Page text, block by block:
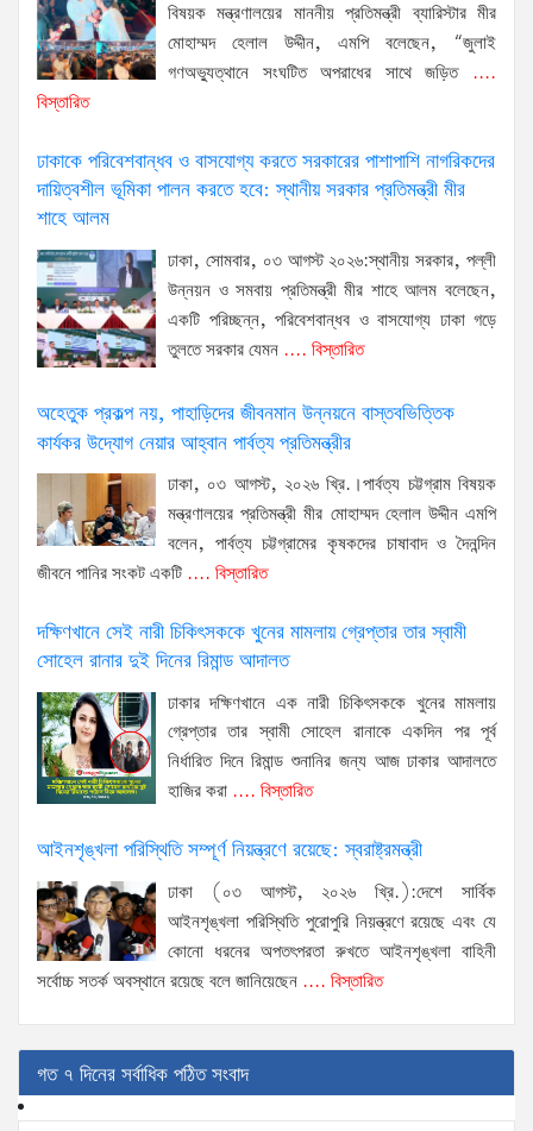
বিষয়ক মন্ত্রণালয়ের মাননীয় প্রতিমন্ত্রী ব্যারিস্টার মীর
মোহাম্মদ হেলাল উদ্দীন, এমপি বলেছেন, “জুলাই
গণঅভ্যুত্থানে সংঘটিত অপরাধের সাথে জড়িত....
বিস্তারিত
ঢাকাকে পরিবেশবান্ধব ও বাসযোগ্য করতে সরকারের পাশাপাশি নাগরিকদের
দায়িত্বশীল ভূমিকা পালন করতে হবে: স্থানীয় সরকার প্রতিমন্ত্রী মীর
শাহে আলম
ঢাকা, সোমবার, ০৩ আগস্ট ২০২৬:স্থানীয় সরকার, পল্লী
উন্নয়ন ও সমবায় প্রতিমন্ত্রী মীর শাহে আলম বলেছেন,
একটি পরিচ্ছন্ন, পরিবেশবান্ধব ও বাসযোগ্য ঢাকা গড়ে
তুলতে সরকার যেমন .... বিস্তারিত
অহেতুক প্রকল্প নয়, পাহাড়িদের জীবনমান উন্নয়নে বাস্তবভিত্তিক
কার্যকর উদ্যোগ নেয়ার আহ্বান পার্বত্য প্রতিমন্ত্রীর
ঢাকা, ০৩ আগস্ট, ২০২৬ খ্রি.।পার্বত্য চট্টগ্রাম বিষয়ক
মন্ত্রণালয়ের প্রতিমন্ত্রী মীর মোহাম্মদ হেলাল উদ্দীন এমপি
বলেন, পার্বত্য চট্টগ্রামের কৃষকদের চাষাবাদ ও দৈনন্দিন
জীবনে পানির সংকট একটি .... বিস্তারিত
দক্ষিণখানে সেই নারী চিকিৎসককে খুনের মামলায় গ্রেপ্তার তার স্বামী
সোহেল রানার দুই দিনের রিমান্ড আদালত
ঢাকার দক্ষিণখানে এক নারী চিকিৎসককে খুনের মামলায়
গ্রেপ্তার তার স্বামী সোহেল রানাকে একদিন পর পূর্ব
নির্ধারিত দিনে রিমান্ড শুনানির জন্য আজ ঢাকার আদালতে
হাজির করা .... বিস্তারিত
আইনশৃঙ্খলা পরিস্থিতি সম্পূর্ণ নিয়ন্ত্রণে রয়েছে: স্বরাষ্ট্রমন্ত্রী
ঢাকা (০৩ আগস্ট, ২০২৬ খ্রি.):দেশে সার্বিক
আইনশৃঙ্খলা পরিস্থিতি পুরোপুরি নিয়ন্ত্রণে রয়েছে এবং যে
কোনো ধরনের অপতৎপরতা রুখতে আইনশৃঙ্খলা বাহিনী
সর্বোচ্চ সতর্ক অবস্থানে রয়েছে বলে জানিয়েছেন .... বিস্তারিত
গত ৭ দিনের সর্বাধিক পঠিত সংবাদ